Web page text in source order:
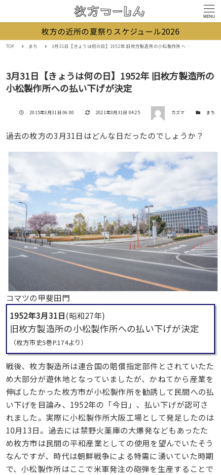
MENU
枚方の近所の夏祭りスケジュール2026
TOP まち 3月31日【きょうは何の日】1952年 旧枚方製造所の小松製作所への払い下げが決定
3月31日【きょうは何の日】1952年 旧枚方製造所の
小松製作所への払い下げが決定
投稿日
2015年3月31日 06:00 更新日
2021年3月31日 04:25 著者 カズマ カテゴリー
まち
過去の枚方の3月31日はどんな日だったのでしょうか？
コマツの甲斐田門
1952年3月31日(昭和27年)
旧枚方製造所の小松製作所への払い下げが決定
（枚方市史5巻P.174より）
戦後、枚方製造所は連合国の賠償指定部件とされていたた
め大部分が遊休地となっていましたが、かねてから産業を
伸ばしたかった枚方市が小松製作所を勧誘して民間への払
い下げを目論み、1952年の「今日」、払い下げが認可さ
れました。実際に小松製作所大阪工場として発足したのは
10月13日。過去には禁野火薬庫の大爆発などもあったた
め枚方市は民間の平和産業としての使用を望んでいたそう
なんですが、時代は朝鮮戦争による特需に湧いていた時期
で、小松製作所はここで米軍発注の砲弾を生産することで